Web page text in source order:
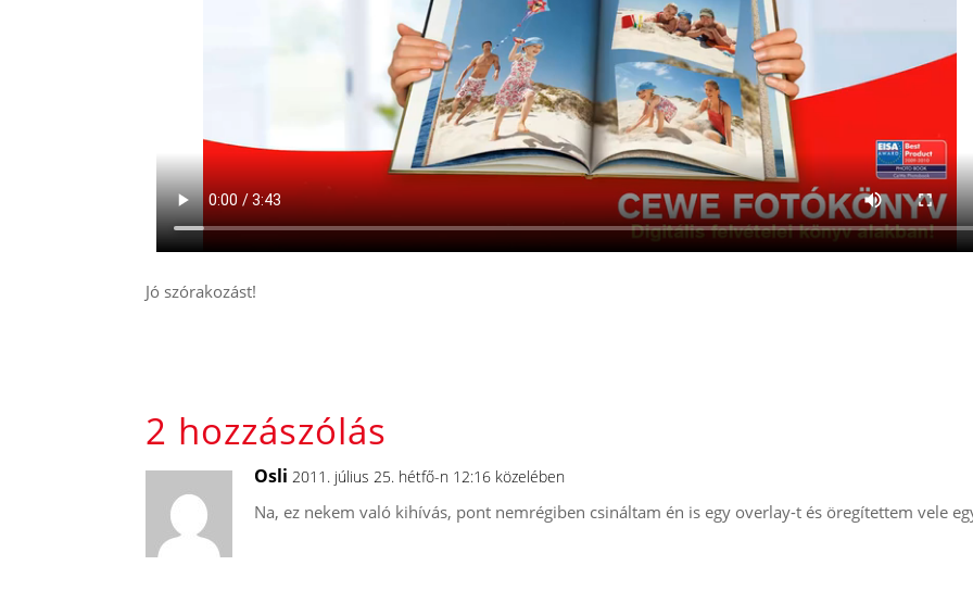
Jó szórakozást!
2 hozzászólás
Osli 2011. július 25. hétfő-n 12:16 közelében
Na, ez nekem való kihívás, pont nemrégiben csináltam én is egy overlay-t és öregítettem vele